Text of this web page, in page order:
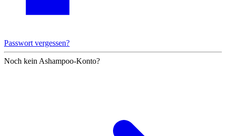
Passwort vergessen?
Noch kein Ashampoo-Konto?